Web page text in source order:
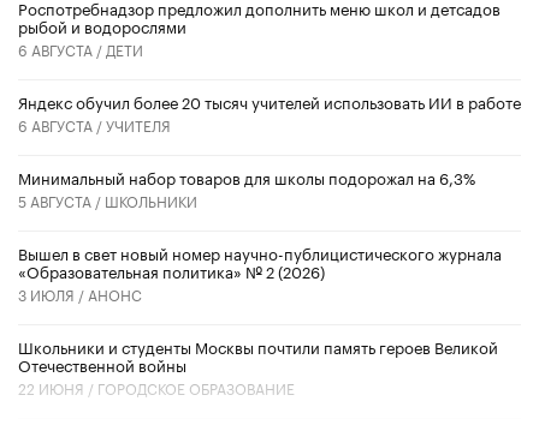
Роспотребнадзор предложил дополнить меню школ и детсадов
рыбой и водорослями
6 АВГУСТА / ДЕТИ
​Яндекс обучил более 20 тысяч учителей использовать ИИ в работе
6 АВГУСТА /УЧИТЕЛЯ
Минимальный набор товаров для школы подорожал на 6,3%
5 АВГУСТА / ШКОЛЬНИКИ
Вышел в свет новый номер научно-публицистического журнала
«Образовательная политика» № 2 (2026)
3 ИЮЛЯ / АНОНС
Школьники и студенты Москвы почтили память героев Великой
Отечественной войны
22 ИЮНЯ / ГОРОДСКОЕ ОБРАЗОВАНИЕ